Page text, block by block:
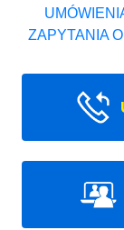
ZAPYTANIA